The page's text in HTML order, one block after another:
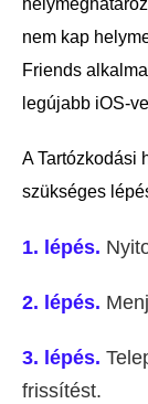
nem kap
Friends
legújabb iOS-
A Tartózkodási
szükséges
1. lépés.
2. lépés.
3. lépés.
frissítést.